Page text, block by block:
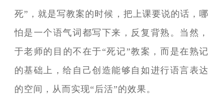
死”，就是写教案的时候，把上课要说的话，哪
怕是一个语气词都写下来，反复背熟。当然，
于老师的目的不在于“死记”教案，而是在熟记
的基础上，给自己创造能够自如进行语言表达
的空间，从而实现“后活”的效果。